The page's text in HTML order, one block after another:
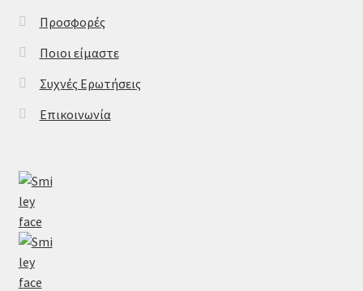
Προσφορές
Ποιοι είμαστε
Συχνές Ερωτήσεις
Επικοινωνία